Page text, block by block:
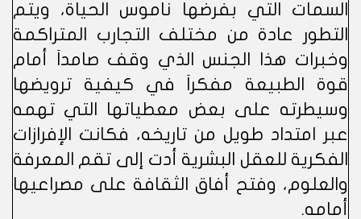
السمات التي بفرضها ناموس الحياة، ويتم
التطور عادة من مختلف التجارب المتراكمة
وخبرات هذا الجنس الذي وقف صامداَ أمام
قوة الطبيعة مفكراَ في كيفية ترويضها
وسيطرته على بعض معطياتها التي تهمه
عبر امتداد طويل من تاريخه، فكانت الإفرازات
الفكرية للعقل البشرية أدت إلى تقم المعرفة
والعلوم، وفتح أفاق الثقافة على مصراعيها
أمامه.